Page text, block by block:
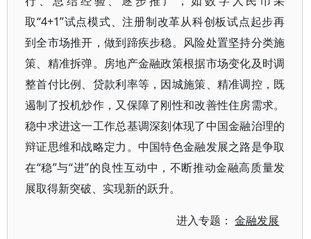
取“4+1”试点模式、注册制改革从科创板试点起步再
到全市场推开，做到蹄疾步稳。风险处置坚持分类施
策、精准拆弹。房地产金融政策根据市场变化及时调
整首付比例、贷款利率等，因城施策、精准调控，既
遏制了投机炒作，又保障了刚性和改善性住房需求。
稳中求进这一工作总基调深刻体现了中国金融治理的
辩证思维和战略定力。中国特色金融发展之路是争取
在“稳”与“进”的良性互动中，不断推动金融高质量发
展取得新突破、实现新的跃升。
进入专题：金融发展